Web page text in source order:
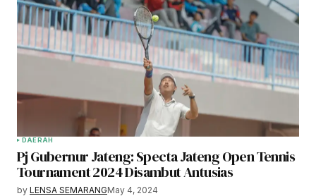
DAERAH
Pj Gubernur Jateng: Specta Jateng Open Tennis
Tournament 2024 Disambut Antusias
by LENSA SEMARANGMay 4, 2024